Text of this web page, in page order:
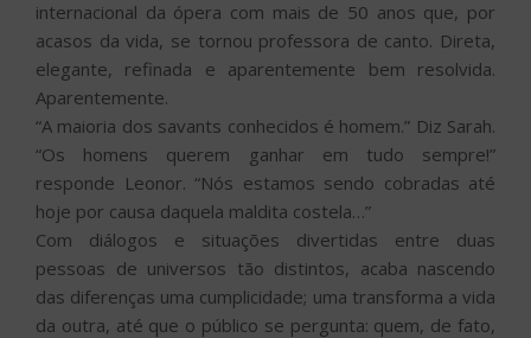
internacional da ópera com mais de 50 anos que, por
acasos da vida, se tornou professora de canto. Direta,
elegante, refinada e aparentemente bem resolvida.
Aparentemente.
“A maioria dos savants conhecidos é homem.” Diz Sarah.
“Os homens querem ganhar em tudo sempre!”
responde Leonor. “Nós estamos sendo cobradas até
hoje por causa daquela maldita costela…”
Com diálogos e situações divertidas entre duas
pessoas de universos tão distintos, acaba nascendo
das diferenças uma cumplicidade; uma transforma a vida
da outra, até que o público se pergunta: quem, de fato,